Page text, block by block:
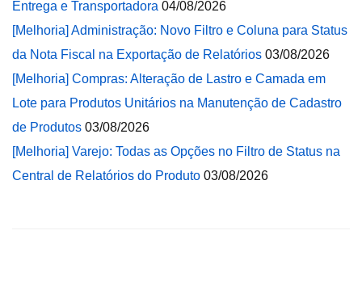
Entrega e Transportadora 04/08/2026
[Melhoria] Administração: Novo Filtro e Coluna para Status
da Nota Fiscal na Exportação de Relatórios 03/08/2026
[Melhoria] Compras: Alteração de Lastro e Camada em
Lote para Produtos Unitários na Manutenção de Cadastro
de Produtos 03/08/2026
[Melhoria] Varejo: Todas as Opções no Filtro de Status na
Central de Relatórios do Produto 03/08/2026